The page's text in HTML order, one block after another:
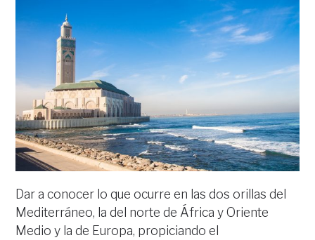
Dar a conocer lo que ocurre en las dos orillas del
Mediterráneo, la del norte de África y Oriente
Medio y la de Europa, propiciando el